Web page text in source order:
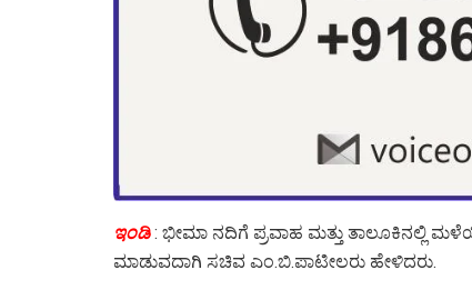
ಇಂಡಿ: ಭೀಮಾ ನದಿಗೆ ಪ್ರವಾಹ ಮತ್ತು ತಾಲೂಕಿನಲ್ಲಿ
ಮಾಡುವದಾಗಿ ಸಚಿವ ಎಂ.ಬಿ.ಪಾಟೀಲರು ಹೇಳಿದರು.